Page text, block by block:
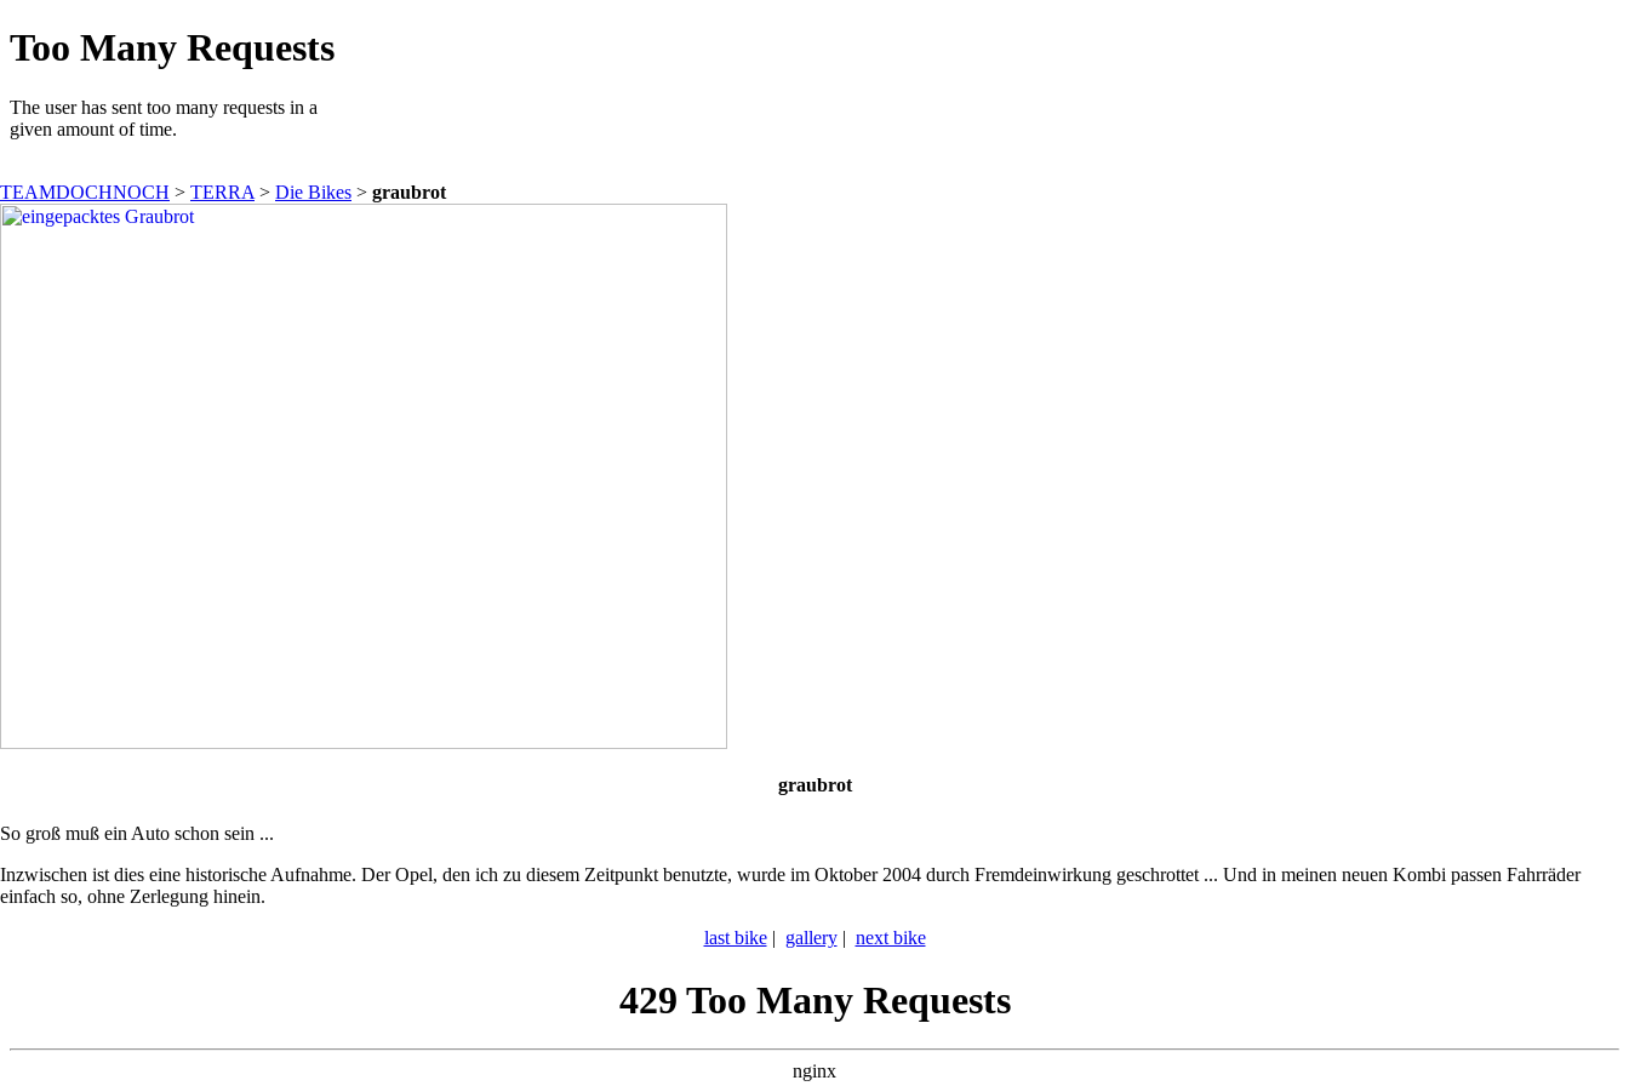
TEAMDOCHNOCH > TERRA > Die Bikes > graubrot
graubrot
So groß muß ein Auto schon sein ...
Inzwischen ist dies eine historische Aufnahme. Der Opel, den ich zu diesem Zeitpunkt benutzte, wurde im Oktober 2004 durch Fremdeinwirkung geschrottet ... Und in meinen neuen Kombi passen Fahrräder
einfach so, ohne Zerlegung hinein.
last bike| gallery| next bike